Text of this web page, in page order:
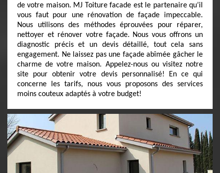
de votre maison. MJ Toiture facade est le partenaire qu’il
vous faut pour une rénovation de façade impeccable.
Nous utilisons des méthodes éprouvées pour réparer,
nettoyer et rénover votre façade. Nous vous offrons un
diagnostic précis et un devis détaillé, tout cela sans
engagement. Ne laissez pas une façade abîmée gâcher le
charme de votre maison. Appelez-nous ou visitez notre
site pour obtenir votre devis personnalisé! En ce qui
concerne les tarifs, nous vous proposons des services
moins couteux adaptés à votre budget!